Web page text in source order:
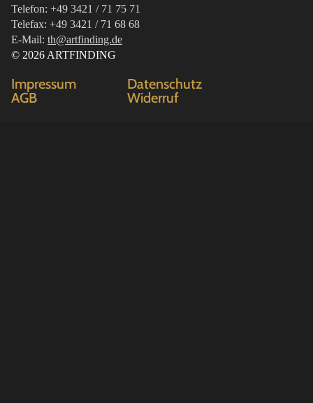
© 2026 ARTFINDING
Impressum
Datenschutz
AGB
Widerruf
Telefon: +49 3421 / 71 75 71
Telefax: +49 3421 / 71 68 68
E-Mail: th@artfinding.de